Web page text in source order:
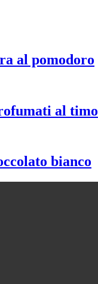
al pomodoro
al timo
bianco